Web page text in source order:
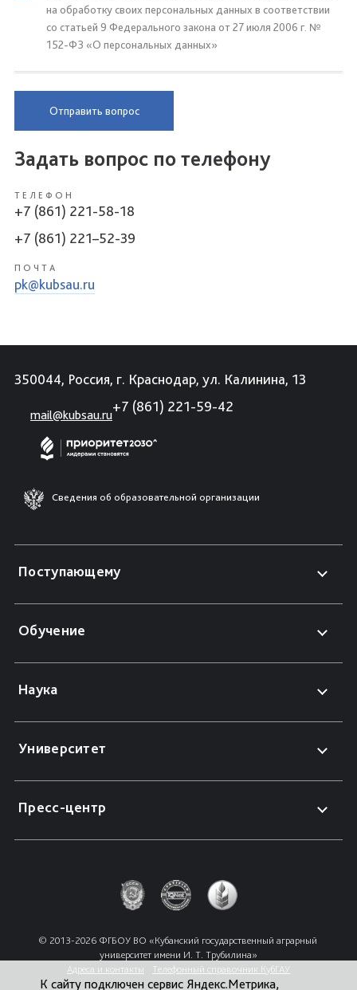
на обработку своих персональных данных в соответствии
со статьей 9 Федерального закона от 27 июля 2006 г. №
152-ФЗ «О персональных данных»
Отправить вопрос
Задать вопрос по телефону
ТЕЛЕФОН
+7 (861) 221-58-18
+7 (861) 221–52-39
ПОЧТА
pk@kubsau.ru
350044, Россия, г. Краснодар, ул. Калинина, 13
mail@kubsau.ru
+7 (861) 221-59-42
Сведения об образовательной организации
Поступающему
Обучение
Наука
Университет
Пресс-центр
© 2013-2026 ФГБОУ ВО «Кубанский государственный аграрный
университет имени И. Т. Трубилина»
Адреса и контакты
Телефонный справочник КубГАУ
К сайту подключен сервис Яндекс.Метрика,